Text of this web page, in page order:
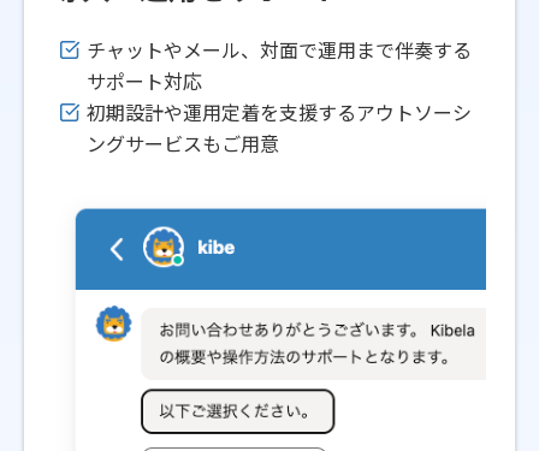
チャットやメール、対面で運用まで伴奏する
サポート対応
初期設計や運用定着を支援するアウトソーシ
ングサービスもご用意